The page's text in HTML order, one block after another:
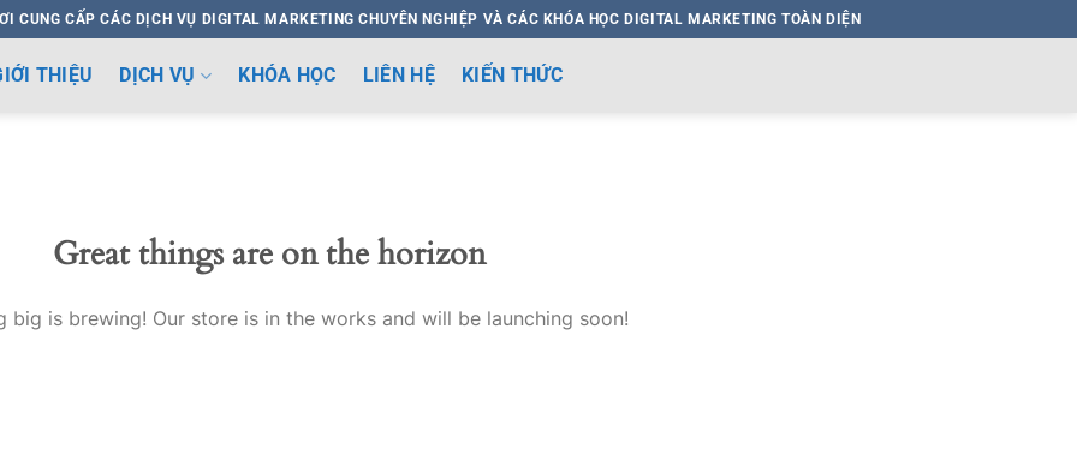
CUNG CẤP CÁC DỊCH VỤ DIGITAL MARKETING CHUYÊN NGHIỆP VÀ CÁC KHÓA HỌC DIGITAL MARKETING TOÀN DIỆN
THIỆU DỊCH VỤ KHÓA HỌC LIÊN HỆ KIẾN THỨC
Great things are on the horizon
big is brewing! Our store is in the works and will be launching soon!